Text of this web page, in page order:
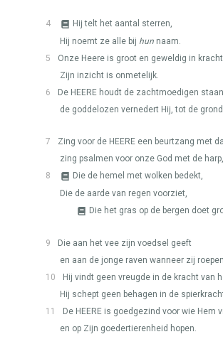
4
Hij telt het aantal sterren,
Hij noemt ze alle bij hun naam.
5
Onze Heere is groot en geweldig in
Zijn inzicht is onmetelijk.
6
De HEERE houdt de zachtmoedigen
de goddelozen vernedert Hij, tot de
7 Zing voor de HEERE een beurtzang met
zing psalmen voor onze God met de harp,
8
Die de hemel met wolken bedekt,
Die de aarde van regen voorziet,
Die het gras op de bergen doet
9
Die aan het vee zijn voedsel geeft
en aan de jonge raven wanneer zij
10
Hij vindt geen vreugde in de kracht van
Hij schept geen behagen in de
11
De HEERE is goedgezind voor wie Hem
en op Zijn goedertierenheid hopen.